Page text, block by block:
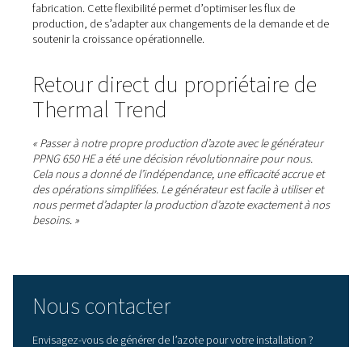
1. Indépendance et fiabilité totales de
En éliminant la dépendance vis-à-vis des fournisseurs
externes, Thermal Trend s’est assuré un contrôle total
aux retards de livraison, aux fluctuations de prix et aux
perturbations de la chaîne d’approvisionnement,
2• Economies notables.
Alors que les prix de l’azote ne cessent d’augmenter, la
production de gaz sur site a permis de réaliser
économies financières. En éliminant les coûts liés aux
marché.
3. Plus grande flexibilité et contrôle des process
La possibilité d’ajuster la production d’azote en temps